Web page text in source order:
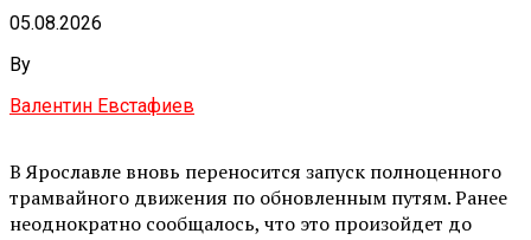
05.08.2026
By
Валентин Евстафиев
В Ярославле вновь переносится запуск полноценного
трамвайного движения по обновленным путям. Ранее
неоднократно сообщалось, что это произойдет до